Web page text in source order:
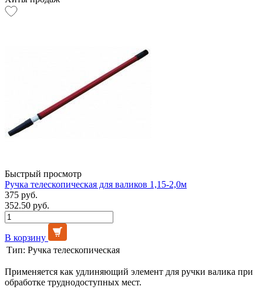
Быстрый просмотр
Ручка телескопическая для валиков 1,15-2,0м
375 руб.
352.50 руб.
В корзину
Тип: Ручка телескопическая
Применяется как удлиняющий элемент для ручки валика при
обработке труднодоступных мест.